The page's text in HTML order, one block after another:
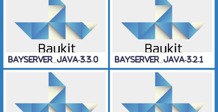
BayServer_Java-3.3.0 BayServer_Java-3.2.1